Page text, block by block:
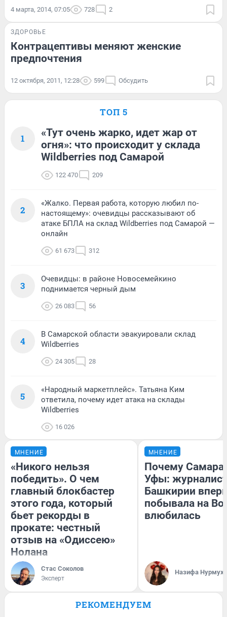
4 марта, 2014, 07:05 728 2
ЗДОРОВЬЕ
Контрацептивы меняют женские
предпочтения
12 октября, 2011, 12:28 599 Обсудить
ТОП 5
1
«Тут очень жарко, идет жар от
огня»: что происходит у склада
Wildberries под Самарой
122 470 209
2
«Жалко. Первая работа, которую любил по-
настоящему»: очевидцы рассказывают об
атаке БПЛА на склад Wildberries под Самарой —
онлайн
61 673 312
3
Очевидцы: в районе Новосемейкино
поднимается черный дым
26 083 56
4
В Самарской области эвакуировали склад
Wildberries
24 305 28
5
«Народный маркетплейс». Татьяна Ким
ответила, почему идет атака на склады
Wildberries
16 026
МНЕНИЕ
«Никого нельзя
победить». О чем
главный блокбастер
этого года, который
бьет рекорды в
прокате: честный
отзыв на «Одиссею»
Нолана
Стас Соколов
Эксперт
МНЕНИЕ
Почему Самара
Уфы:
Башкирии
побывала на
влюбилась
Назифа
РЕКОМЕНДУЕМ